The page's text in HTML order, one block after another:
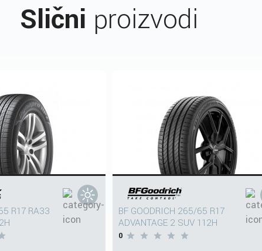
Slični proizvodi
R17 RA33
BF GOODRICH 265/65 R17
ADVANTAGE 2 SUV 112H
0